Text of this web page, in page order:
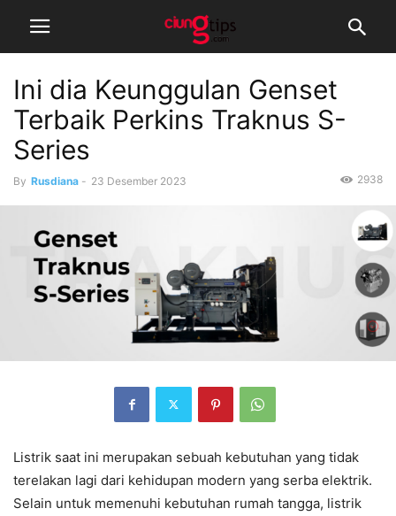
Ini dia Keunggulan Genset
Terbaik Perkins Traknus S-
Series
By Rusdiana - 23 Desember 2023 2938
Listrik saat ini merupakan sebuah kebutuhan yang tidak
terelakan lagi dari kehidupan modern yang serba elektrik.
Selain untuk memenuhi kebutuhan rumah tangga, listrik